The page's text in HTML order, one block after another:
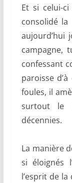
Et si celui-
consolidé
aujourd’hui
campagne,
confessant
paroisse
foules, il
surtout le
décennies.
La manière
si éloignés
l’esprit de